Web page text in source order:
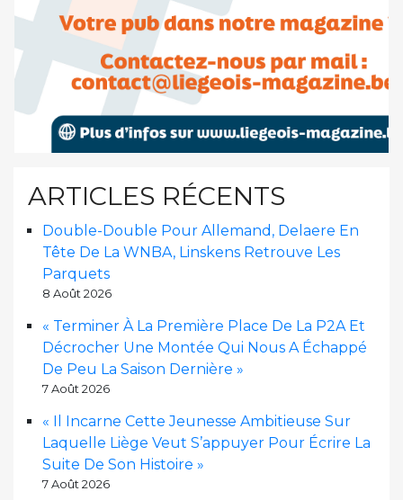
ARTICLES RÉCENTS
Double-Double Pour Allemand, Delaere En
Tête De La WNBA, Linskens Retrouve Les
Parquets
8 Août 2026
« Terminer À La Première Place De La P2A Et
Décrocher Une Montée Qui Nous A Échappé
De Peu La Saison Dernière »
7 Août 2026
« Il Incarne Cette Jeunesse Ambitieuse Sur
Laquelle Liège Veut S’appuyer Pour Écrire La
Suite De Son Histoire »
7 Août 2026